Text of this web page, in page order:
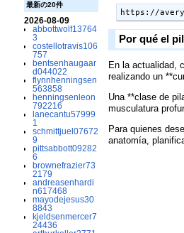
最新の20件
2026-08-09
abbottwolf13764
3
costellotravis106
757
bentsenhaugaar
d044022
flynnhenningsen
563858
henningsenleon
792216
lanecantu57999
1
schmittjuel07672
9
pittsabbott09282
6
brownefrazier73
2179
andreasenhardi
n617468
mayodejesus30
8843
kjeldsenmercer7
24436
https://
Por qué el
En la actualidad,
realizando un
Una **clase de
musculatura
Para quienes
anatomía,